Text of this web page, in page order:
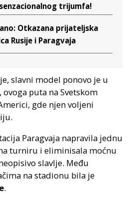
trijumfa!
Otkazana prijateljska
Rusije i Paragvaja
slavni model ponovo je u
puta na Svetskom
gde njen voljeni
Paragvaja napravila jednu
turniru i eliminisala moćnu
slavlje. Među
na stadionu bila je
.